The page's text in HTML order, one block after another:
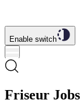
Enable switch
Friseur